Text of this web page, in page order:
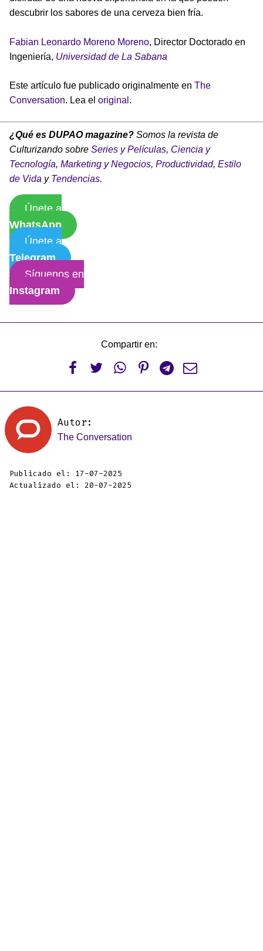
descubrir los sabores de una cerveza bien fría.
Fabian Leonardo Moreno Moreno, Director Doctorado en
Ingeniería, Universidad de La Sabana
Este artículo fue publicado originalmente en The
Conversation. Lea el original .
¿Qué es DUPAO magazine? Somos la revista de
Culturizando sobre Series y Películas, Ciencia y
Tecnología, Marketing y Negocios, Productividad, Estilo
de Vida y Tendencias.
Únete a
WhatsApp
Únete a
Telegram
Síguenos en
Instagram
Compartir en:
     
Autor:
The Conversation
Publicado el: 17-07-2025
Actualizado el: 20-07-2025